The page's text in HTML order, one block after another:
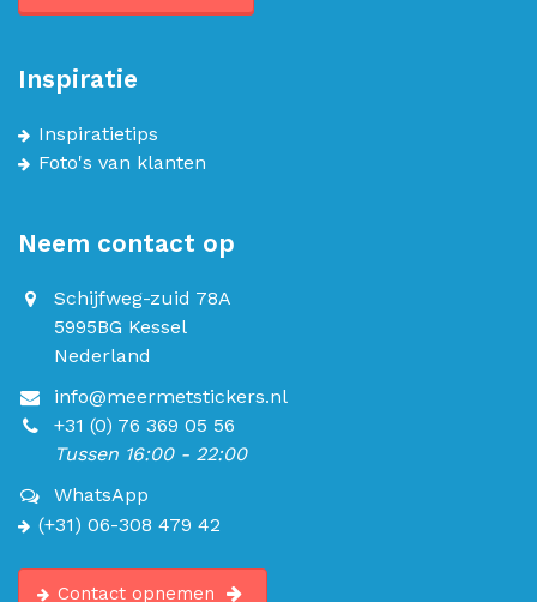
Inspiratie
Inspiratietips
Foto's van klanten
Neem contact op
Schijfweg-zuid 78A
5995BG Kessel
Nederland
info@meermetstickers.nl
+31 (0) 76 369 05 56
Tussen 16:00 - 22:00
WhatsApp
(+31) 06-308 479 42
Contact opnemen